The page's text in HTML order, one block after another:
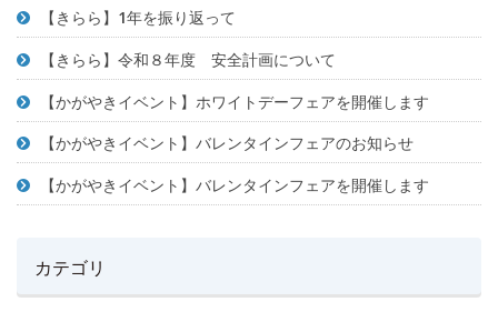
【きらら】1年を振り返って
【きらら】令和８年度 安全計画について
【かがやきイベント】ホワイトデーフェアを開催します
【かがやきイベント】バレンタインフェアのお知らせ
【かがやきイベント】バレンタインフェアを開催します
カテゴリ